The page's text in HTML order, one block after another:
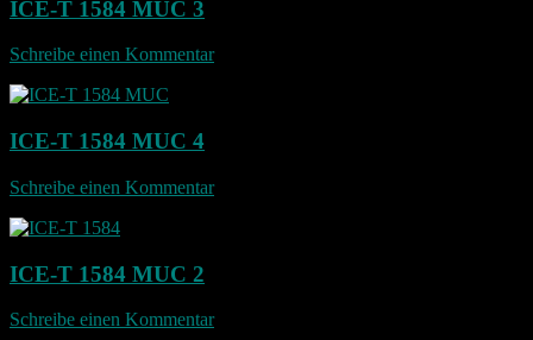
ICE-T 1584 MUC 3
Schreibe einen Kommentar
ICE-T 1584 MUC 4
Schreibe einen Kommentar
ICE-T 1584 MUC 2
Schreibe einen Kommentar